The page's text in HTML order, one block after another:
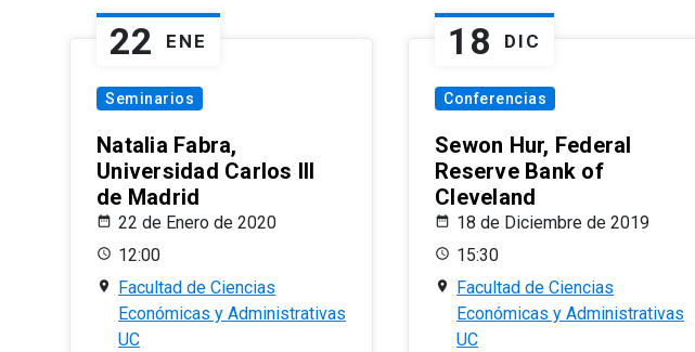
22 ENE
Seminarios
Natalia Fabra,
Universidad Carlos III
de Madrid
22 de Enero de 2020
12:00
Facultad de Ciencias
Económicas y Administrativas
UC
18 DIC
Conferencias
Sewon Hur, Federal
Reserve Bank of
Cleveland
18 de Diciembre de 2019
15:30
Facultad de Ciencias
Económicas y Administrativas
UC